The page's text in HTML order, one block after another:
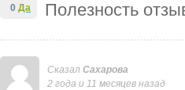
Полезность
0 Да
Сказал Сахарова
2 года и 11 месяцев назад